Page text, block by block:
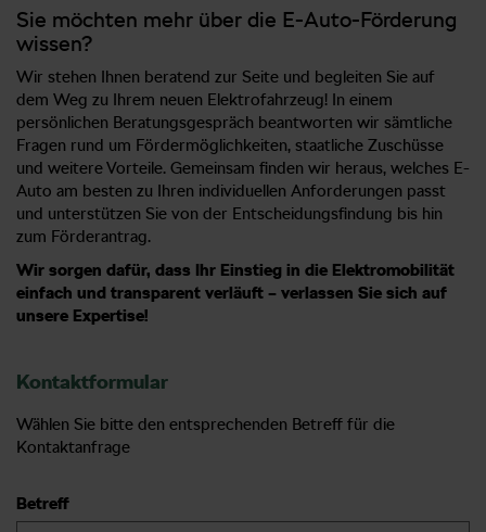
Sie möchten mehr über die E-Auto-Förderung
wissen?
Wir stehen Ihnen beratend zur Seite und begleiten Sie auf
dem Weg zu Ihrem neuen Elektrofahrzeug! In einem
persönlichen Beratungsgespräch beantworten wir sämtliche
Fragen rund um Fördermöglichkeiten, staatliche Zuschüsse
und weitere Vorteile. Gemeinsam finden wir heraus, welches E-
Auto am besten zu Ihren individuellen Anforderungen passt
und unterstützen Sie von der Entscheidungsfindung bis hin
zum Förderantrag.
Wir sorgen dafür, dass Ihr Einstieg in die Elektromobilität
einfach und transparent verläuft – verlassen Sie sich auf
unsere Expertise!
Kontaktformular
Wählen Sie bitte den entsprechenden Betreff für die
Kontaktanfrage
Betreff